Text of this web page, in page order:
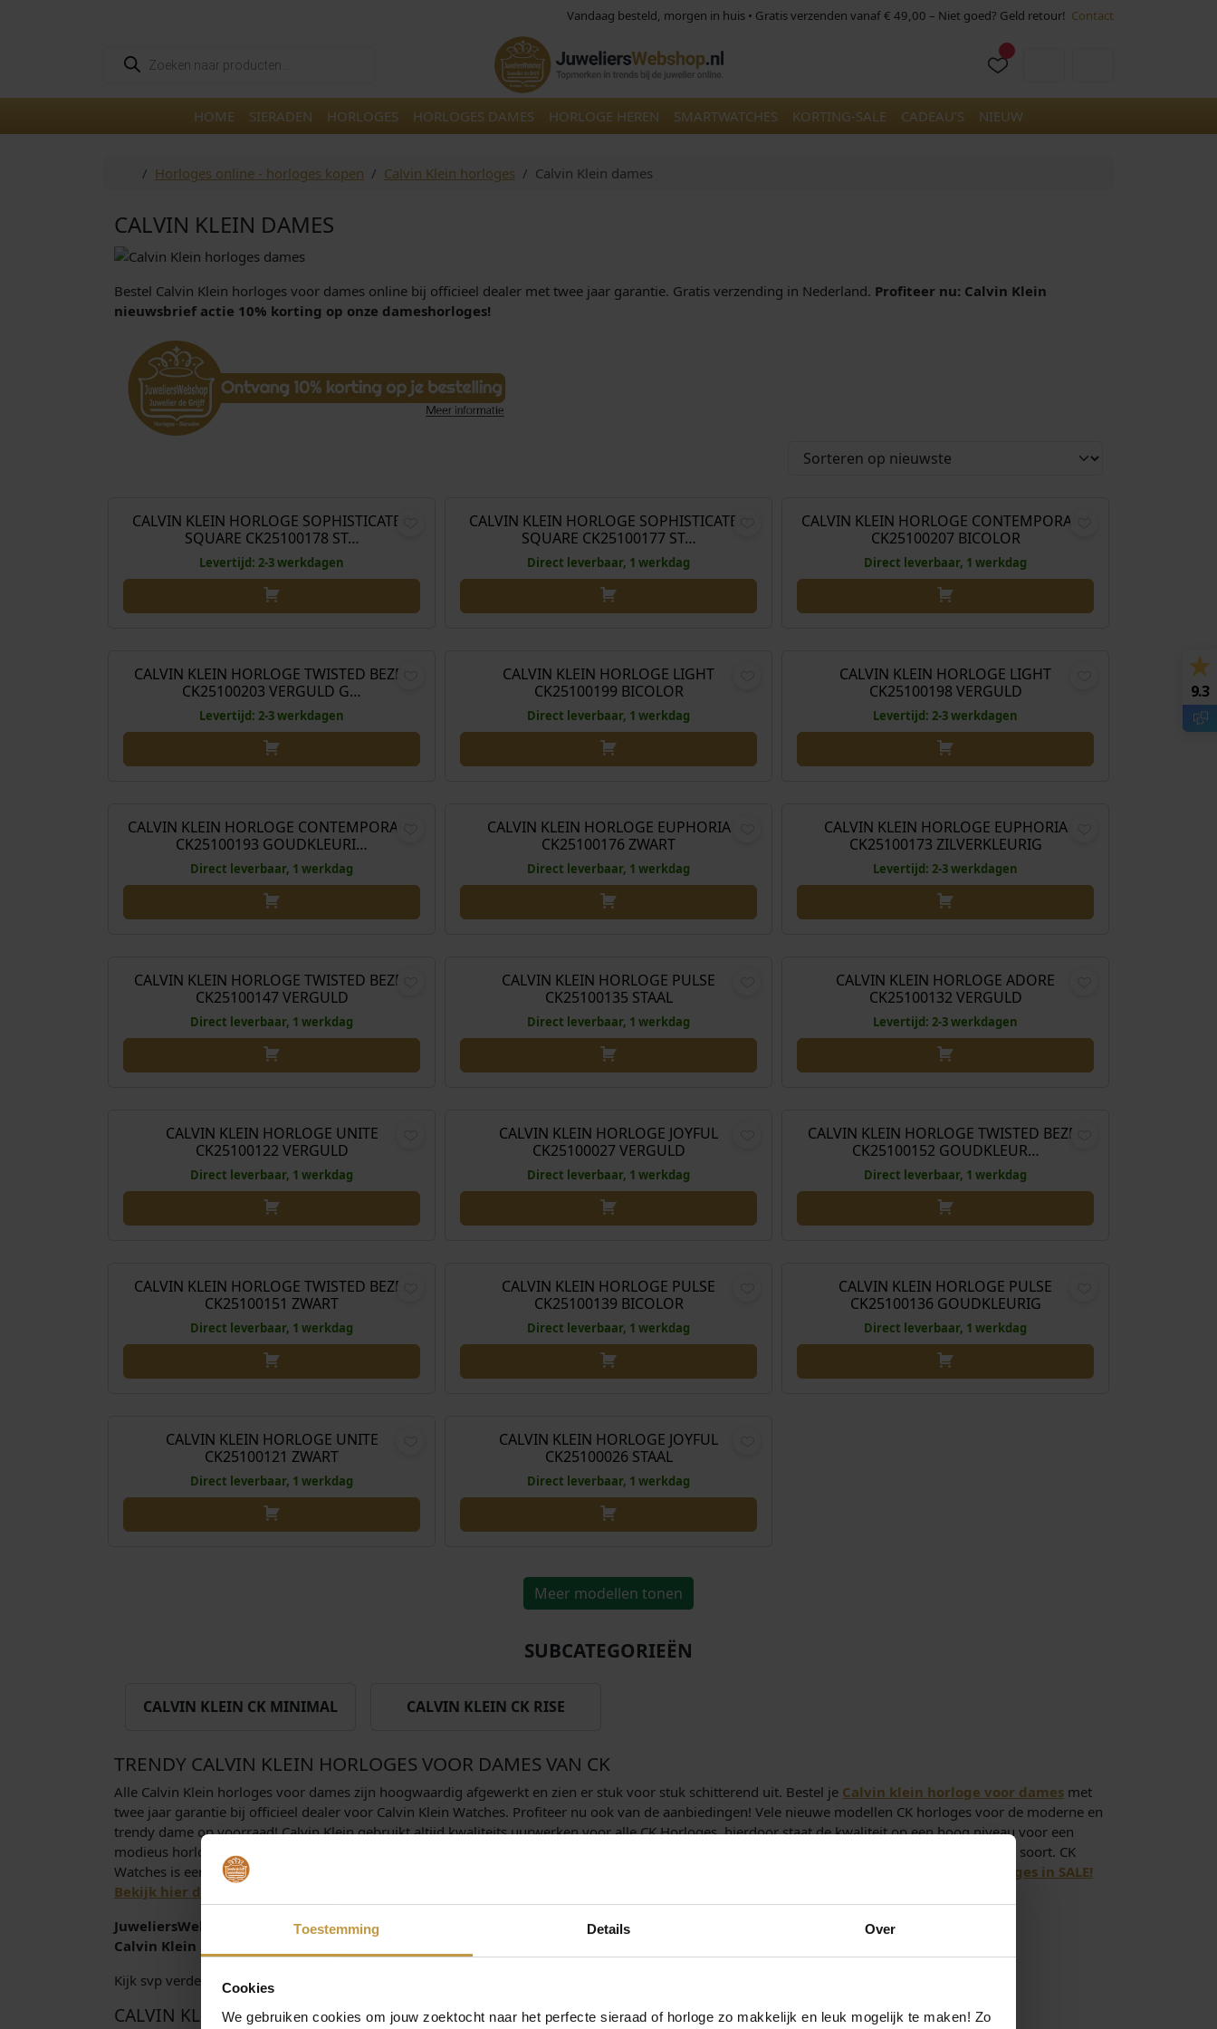
Toestemming Details Over
Cookies
We gebruiken cookies om jouw zoektocht naar het perfecte sieraad of horloge zo makkelijk en leuk mogelijk te maken! Zo
Vandaag besteld, morgen in huis • Gratis verzenden vanaf € 49,00 – Niet goed? Geld retour! Contact
t
HOME SIERADEN HORLOGES HORLOGES DAMES HORLOGE HEREN SMARTWATCHES KORTING-SALE CADEAU’S NIEUW
HomeHorloges online - horloges kopen Calvin Klein horloges Calvin Klein dames
CALVIN KLEIN DAMES
Bestel Calvin Klein horloges voor dames online bij officieel dealer met twee jaar garantie. Gratis verzending in Nederland. Profiteer nu: Calvin Klein
nieuwsbrief actie 10% korting op onze dameshorloges!
CALVIN KLEIN HORLOGE SOPHISTICATED
SQUARE CK25100178 ST…
Levertijd: 2-3 werkdagen
CALVIN KLEIN HORLOGE SOPHISTICATED
SQUARE CK25100177 ST…
Direct leverbaar, 1 werkdag
CALVIN KLEIN HORLOGE CONTEMPORARY
CK25100207 BICOLOR
Direct leverbaar, 1 werkdag
CALVIN KLEIN HORLOGE TWISTED BEZEL
CK25100203 VERGULD G…
Levertijd: 2-3 werkdagen
CALVIN KLEIN HORLOGE LIGHT
CK25100199 BICOLOR
Direct leverbaar, 1 werkdag
CALVIN KLEIN HORLOGE LIGHT
CK25100198 VERGULD
Levertijd: 2-3 werkdagen
CALVIN KLEIN HORLOGE CONTEMPORARY
CK25100193 GOUDKLEURI…
Direct leverbaar, 1 werkdag
CALVIN KLEIN HORLOGE EUPHORIA
CK25100176 ZWART
Direct leverbaar, 1 werkdag
CALVIN KLEIN HORLOGE EUPHORIA
CK25100173 ZILVERKLEURIG
Levertijd: 2-3 werkdagen
CALVIN KLEIN HORLOGE TWISTED BEZEL
CK25100147 VERGULD
Direct leverbaar, 1 werkdag
CALVIN KLEIN HORLOGE PULSE
CK25100135 STAAL
Direct leverbaar, 1 werkdag
CALVIN KLEIN HORLOGE ADORE
CK25100132 VERGULD
Levertijd: 2-3 werkdagen
CALVIN KLEIN HORLOGE UNITE
CK25100122 VERGULD
Direct leverbaar, 1 werkdag
CALVIN KLEIN HORLOGE JOYFUL
CK25100027 VERGULD
Direct leverbaar, 1 werkdag
CALVIN KLEIN HORLOGE TWISTED BEZEL
CK25100152 GOUDKLEUR…
Direct leverbaar, 1 werkdag
CALVIN KLEIN HORLOGE TWISTED BEZEL
CK25100151 ZWART
Direct leverbaar, 1 werkdag
CALVIN KLEIN HORLOGE PULSE
CK25100139 BICOLOR
Direct leverbaar, 1 werkdag
CALVIN KLEIN HORLOGE PULSE
CK25100136 GOUDKLEURIG
Direct leverbaar, 1 werkdag
CALVIN KLEIN HORLOGE UNITE
CK25100121 ZWART
Direct leverbaar, 1 werkdag
CALVIN KLEIN HORLOGE JOYFUL
CK25100026 STAAL
Direct leverbaar, 1 werkdag
Meer modellen tonen
SUBCATEGORIEËN
CALVIN KLEIN CK MINIMAL CALVIN KLEIN CK RISE
TRENDY CALVIN KLEIN HORLOGES VOOR DAMES VAN CK
Alle Calvin Klein horloges voor dames zijn hoogwaardig afgewerkt en zien er stuk voor stuk schitterend uit. Bestel je Calvin klein horloge voor dames met
twee jaar garantie bij officieel dealer voor Calvin Klein Watches. Profiteer nu ook van de aanbiedingen! Vele nieuwe modellen CK horloges voor de moderne en
trendy dame op voorraad! Calvin Klein gebruikt altijd kwaliteits uurwerken voor alle CK Horloges, hierdoor staat de kwaliteit op een hoog niveau voor een
modieus horloge merk. De goede kwaliteit, in combinatie met het stijlvolle en trendy ontwerp maakt de Calvin Klein dameshorloges uniek in zijn soort. CK
Watches is een merk wat zeker toonaangevend te noemen is. JuweliersWebshop heeft een grote collectie dameshorloges van Calvin Klein.
Horloges in SALE!
Bekijk hier de modellen.
JuweliersWebshop.nl is officieel dealer CK Calvin Klein horloges online.
Calvin Klein horloges dames. GRATIS verzekerde verzending in Nederland !
Kijk svp verder op de volgende pagina's voor meer dameshorloges van CK watches Calvin Klein.
CALVIN KLEIN HORLOGES DAMES EN HEREN
9.3